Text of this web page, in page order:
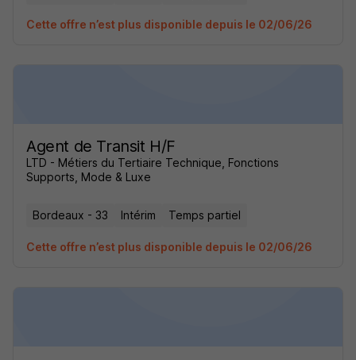
Cette offre n’est plus disponible depuis le 02/06/26
Agent de Transit H/F
LTD - Métiers du Tertiaire Technique, Fonctions
Supports, Mode & Luxe
Bordeaux - 33 Intérim Temps partiel
Cette offre n’est plus disponible depuis le 02/06/26